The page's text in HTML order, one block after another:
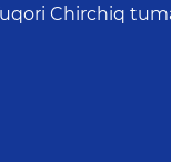
Chirchiq